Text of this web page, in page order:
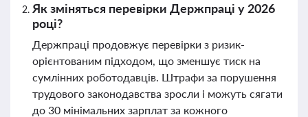
Як зміняться перевірки Держпраці у 2026
році?
Держпраці продовжує перевірки з ризик-
орієнтованим підходом, що зменшує тиск на
сумлінних роботодавців. Штрафи за порушення
трудового законодавства зросли і можуть сягати
до 30 мінімальних зарплат за кожного